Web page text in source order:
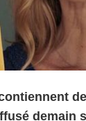
demain